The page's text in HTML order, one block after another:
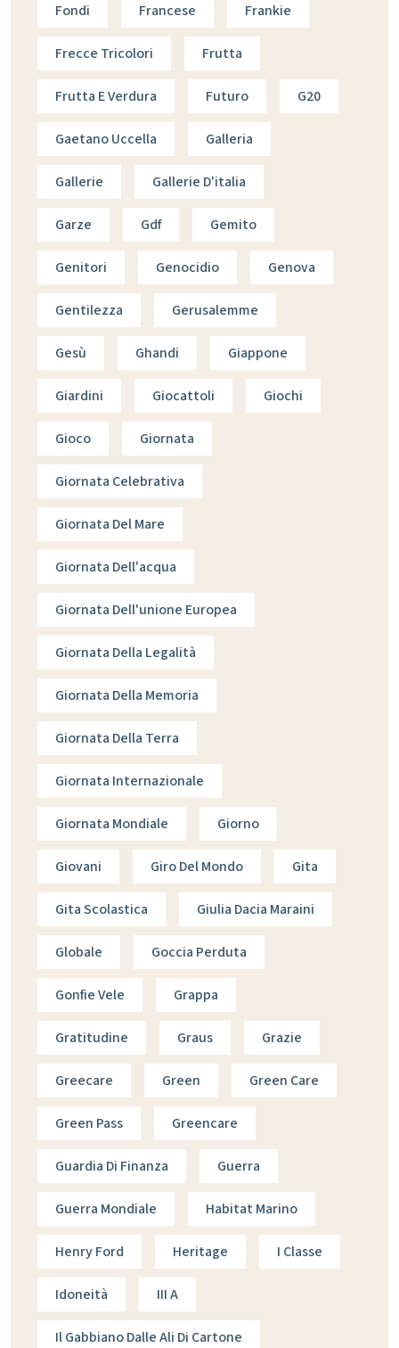
Fondi Francese Frankie
Frecce Tricolori Frutta
Frutta E Verdura Futuro G20
Gaetano Uccella Galleria
Gallerie Gallerie D'italia
Garze Gdf Gemito
Genitori Genocidio Genova
Gentilezza Gerusalemme
Gesù Ghandi Giappone
Giardini Giocattoli Giochi
Gioco Giornata
Giornata Celebrativa
Giornata Del Mare
Giornata Dell'acqua
Giornata Dell'unione Europea
Giornata Della Legalità
Giornata Della Memoria
Giornata Della Terra
Giornata Internazionale
Giornata Mondiale Giorno
Giovani Giro Del Mondo Gita
Gita Scolastica Giulia Dacia Maraini
Globale Goccia Perduta
Gonfie Vele Grappa
Gratitudine Graus Grazie
Greecare Green Green Care
Green Pass Greencare
Guardia Di Finanza Guerra
Guerra Mondiale Habitat Marino
Henry Ford Heritage I Classe
Idoneità III A
Il Gabbiano Dalle Ali Di Cartone